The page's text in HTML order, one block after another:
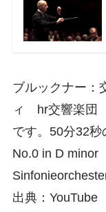
ブルックナー
ィ hr交響楽団
です。50分32
No.0 in D
出典：YouTube